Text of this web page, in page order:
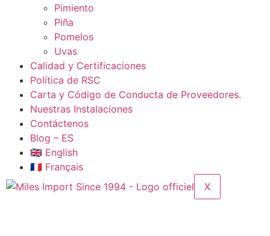
Pimiento
Piña​
Pomelos​
Uvas
Calidad y Certificaciones
Política de RSC
Carta y Código de Conducta de Proveedores.
Nuestras Instalaciones
Contáctenos​
Blog – ES
🇬🇧 English
🇫🇷 Français
X